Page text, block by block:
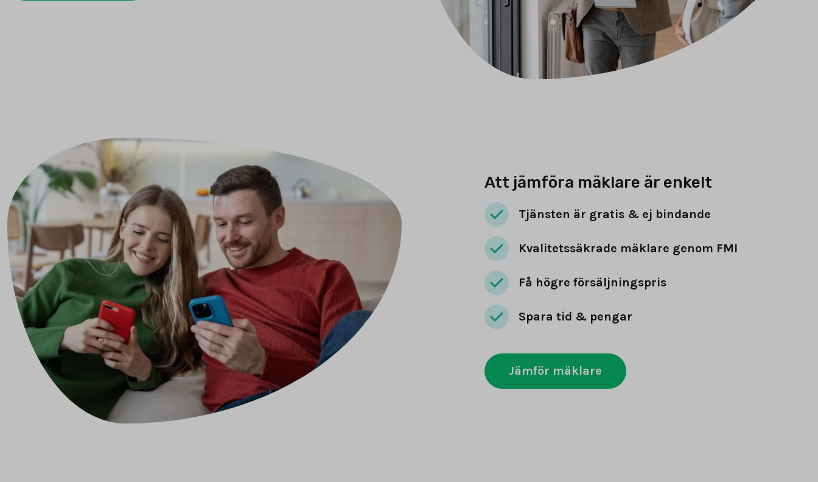
Att jämföra mäklare är enkelt
Tjänsten är gratis & ej bindande
Kvalitetssäkrade mäklare genom FMI
Få högre försäljningspris
Spara tid & pengar
Jämför mäklare